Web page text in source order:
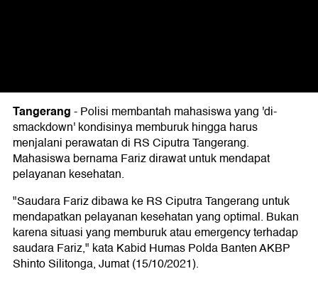
Tangerang-Polisi membantah mahasiswa yang 'di-
smackdown' kondisinya memburuk hingga harus
menjalani perawatan di RS Ciputra Tangerang.
Mahasiswa bernama Fariz dirawat untuk mendapat
pelayanan kesehatan.
"Saudara Fariz dibawa ke RS Ciputra Tangerang untuk
mendapatkan pelayanan kesehatan yang optimal. Bukan
karena situasi yang memburuk atau emergency terhadap
saudara Fariz," kata Kabid Humas Polda Banten AKBP
Shinto Silitonga, Jumat (15/10/2021).